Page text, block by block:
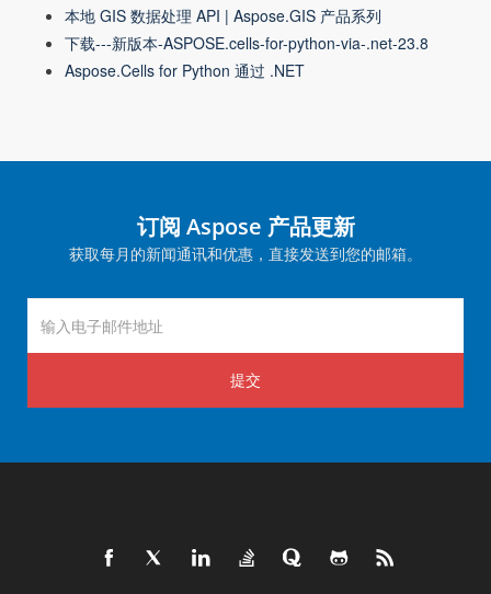
本地 GIS 数据处理 API | Aspose.GIS 产品系列
下载---新版本-ASPOSE.cells-for-python-via-.net-23.8
Aspose.Cells for Python 通过 .NET
订阅 Aspose 产品更新
获取每月的新闻通讯和优惠，直接发送到您的邮箱。
提交